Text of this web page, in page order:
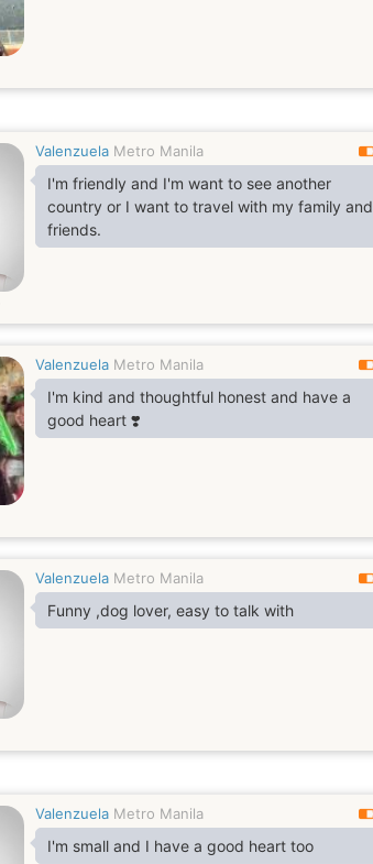
Valenzuela Metro Manila
I'm friendly and I'm want to see another
country or I want to travel with my family and
friends.
Valenzuela Metro Manila
I'm kind and thoughtful honest and have a
good heart ❣️
Valenzuela Metro Manila
Funny ,dog lover, easy to talk with
Valenzuela Metro Manila
I'm small and I have a good heart too